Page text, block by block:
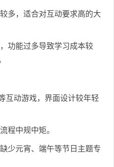
多，适合对互动要求高的大
功能过多导致学习成本较
互动游戏，界面设计较年轻
程中规中矩。
少元宵、端午等节日主题专